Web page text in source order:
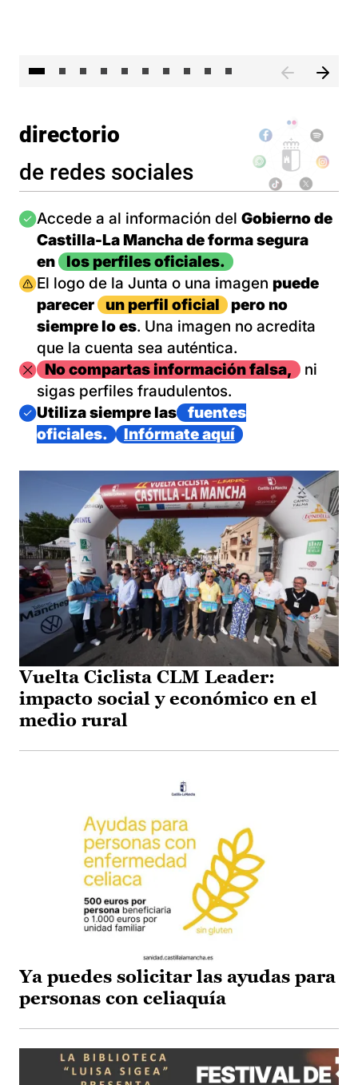
directorio
de redes sociales
Imagen
Accede a al información del Gobierno de
Castilla-La Mancha de forma segura
en
los perfiles oficiales.
Imagen
El logo de la Junta o una imagen puede
parecer
un perfil oficial
pero no
siempre lo es. Una imagen no acredita
que la cuenta sea auténtica.
ImagenNo compartas información falsa,
ni
sigas perfiles fraudulentos.
Imagen
Utiliza siempre las
fuentes
oficiales.
Infórmate aquí
Vuelta Ciclista CLM Leader:
impacto social y económico en el
medio rural
Ya puedes solicitar las ayudas para
personas con celiaquía